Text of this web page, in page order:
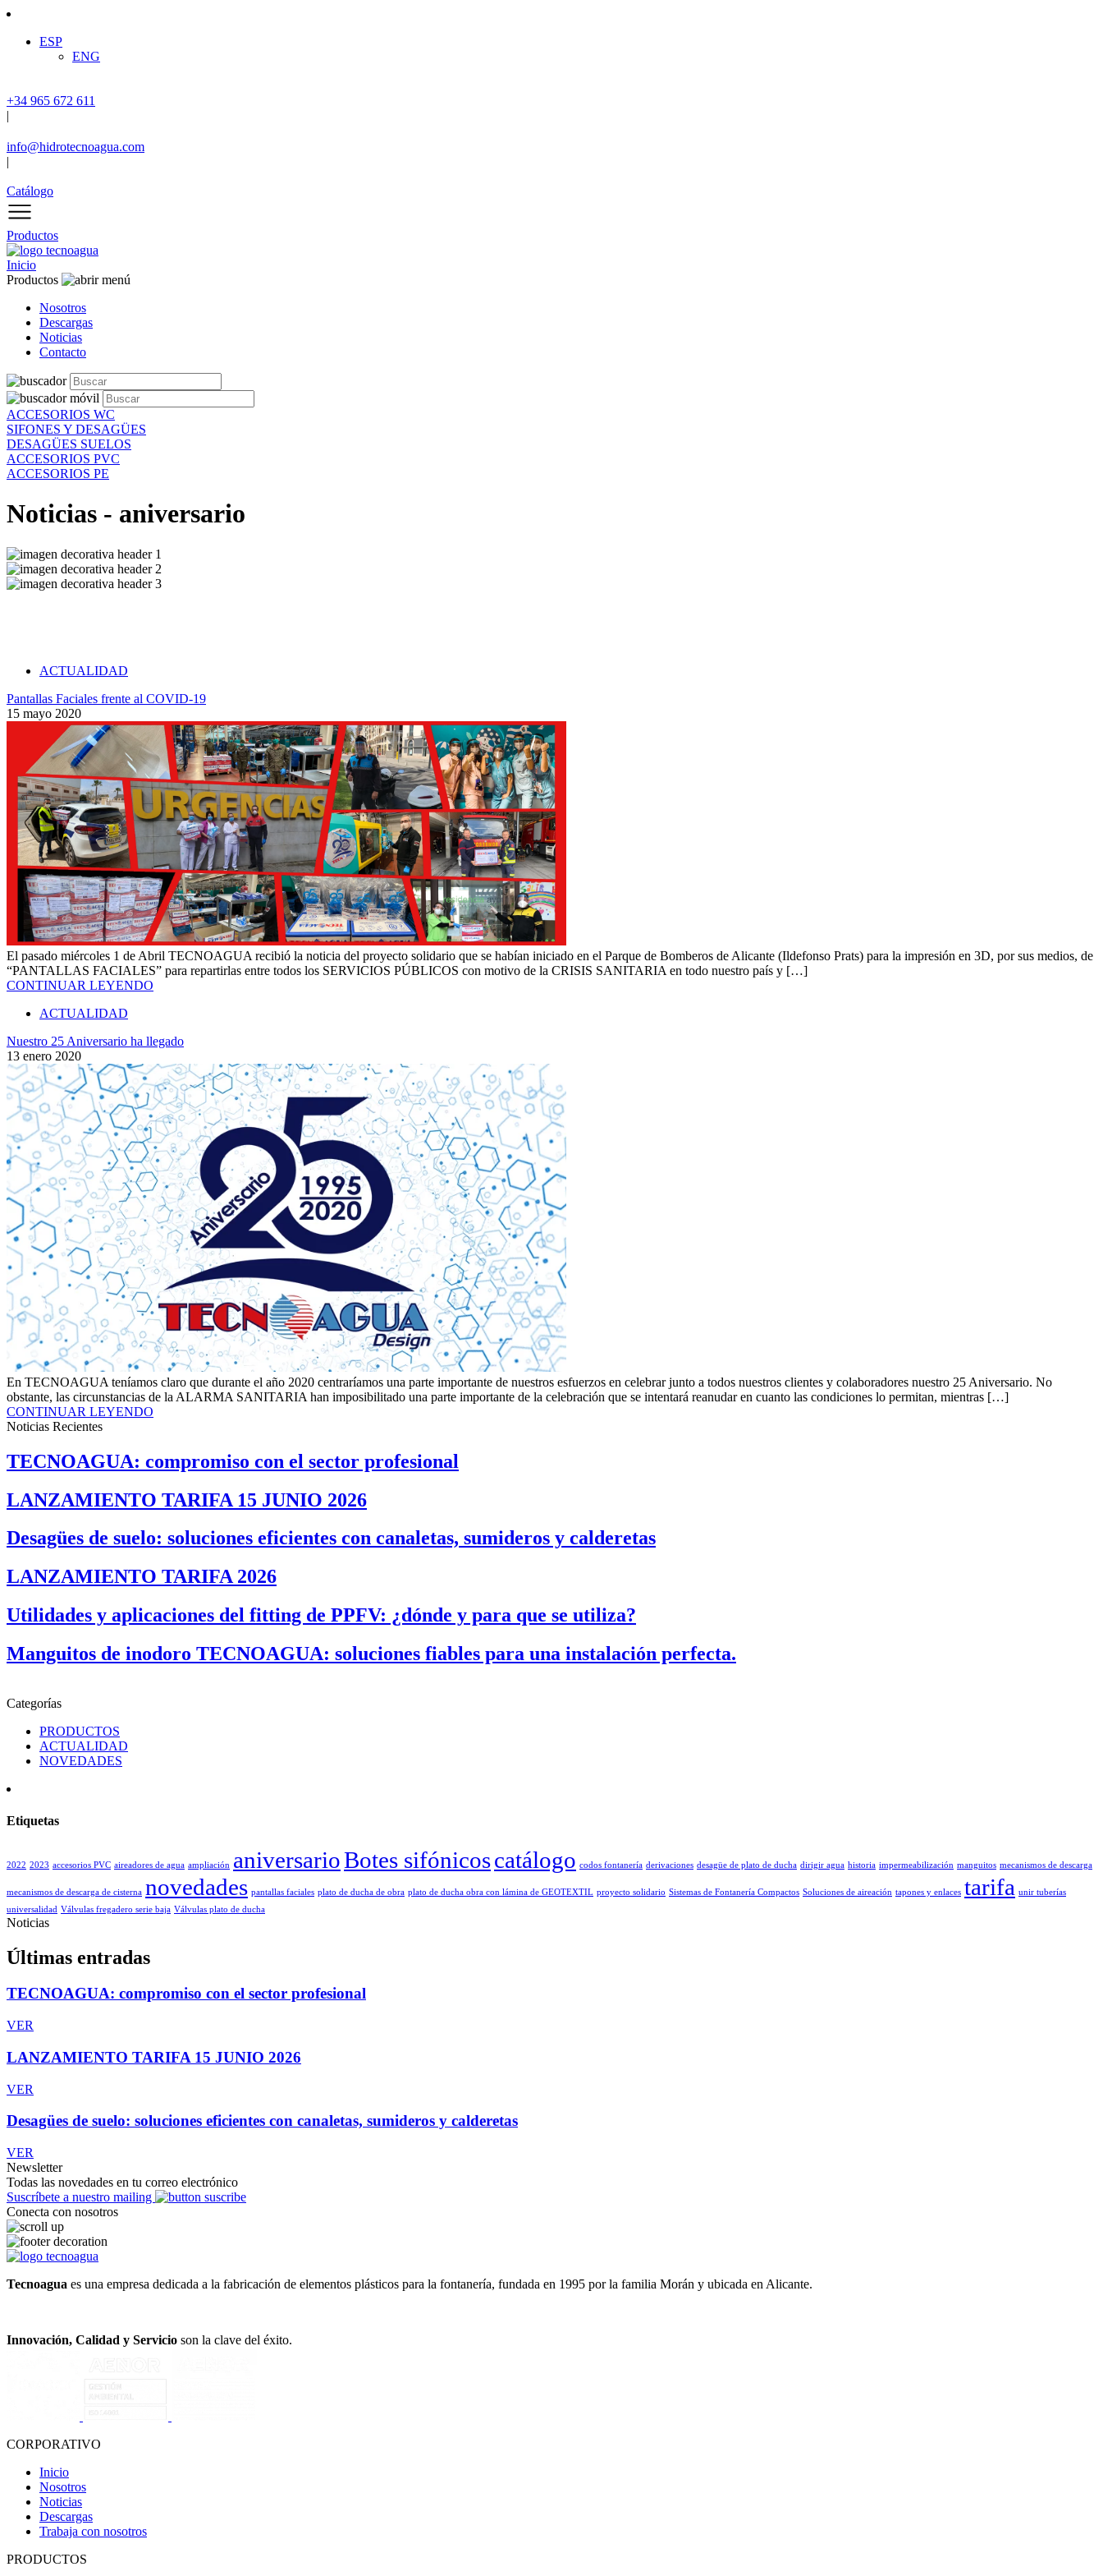
ESP
ENG
+34 965 672 611
|
info@hidrotecnoagua.com
|
Catálogo
Productos
Inicio
Productos
Nosotros
Descargas
Noticias
Contacto
ACCESORIOS WC
SIFONES Y DESAGÜES
DESAGÜES SUELOS
ACCESORIOS PVC
ACCESORIOS PE
Noticias - aniversario
ACTUALIDAD
Pantallas Faciales frente al COVID-19
15 mayo 2020
El pasado miércoles 1 de Abril TECNOAGUA recibió la noticia del proyecto solidario que se habían iniciado en el Parque de Bomberos de Alicante (Ildefonso Prats) para la impresión en 3D, por sus medios, de
“PANTALLAS FACIALES” para repartirlas entre todos los SERVICIOS PÚBLICOS con motivo de la CRISIS SANITARIA en todo nuestro país y […]
CONTINUAR LEYENDO
ACTUALIDAD
Nuestro 25 Aniversario ha llegado
13 enero 2020
En TECNOAGUA teníamos claro que durante el año 2020 centraríamos una parte importante de nuestros esfuerzos en celebrar junto a todos nuestros clientes y colaboradores nuestro 25 Aniversario. No
obstante, las circunstancias de la ALARMA SANITARIA han imposibilitado una parte importante de la celebración que se intentará reanudar en cuanto las condiciones lo permitan, mientras […]
CONTINUAR LEYENDO
Noticias Recientes
TECNOAGUA: compromiso con el sector profesional
LANZAMIENTO TARIFA 15 JUNIO 2026
Desagües de suelo: soluciones eficientes con canaletas, sumideros y calderetas
LANZAMIENTO TARIFA 2026
Utilidades y aplicaciones del fitting de PPFV: ¿dónde y para que se utiliza?
Manguitos de inodoro TECNOAGUA: soluciones fiables para una instalación perfecta.
Categorías
PRODUCTOS
ACTUALIDAD
NOVEDADES
Etiquetas
2022 2023 accesorios PVC aireadores de agua ampliación aniversarioBotes sifónicoscatálogo codos fontanería derivaciones desagüe de plato de ducha dirigir agua historia impermeabilización manguitos mecanismos de descarga
mecanismos de descarga de cisterna novedades pantallas faciales plato de ducha de obra plato de ducha obra con lámina de GEOTEXTIL proyecto solidario Sistemas de Fontanería Compactos Soluciones de aireación tapones y enlaces tarifa unir tuberías
universalidad Válvulas fregadero serie baja Válvulas plato de ducha
Noticias
Últimas entradas
TECNOAGUA: compromiso con el sector profesional
VER
LANZAMIENTO TARIFA 15 JUNIO 2026
VER
Desagües de suelo: soluciones eficientes con canaletas, sumideros y calderetas
VER
Newsletter
Todas las novedades en tu correo electrónico
Suscríbete a nuestro mailing
Conecta con nosotros
Tecnoagua es una empresa dedicada a la fabricación de elementos plásticos para la fontanería, fundada en 1995 por la familia Morán y ubicada en Alicante.
Innovación, Calidad y Servicio son la clave del éxito.
CORPORATIVO
Inicio
Nosotros
Noticias
Descargas
Trabaja con nosotros
PRODUCTOS